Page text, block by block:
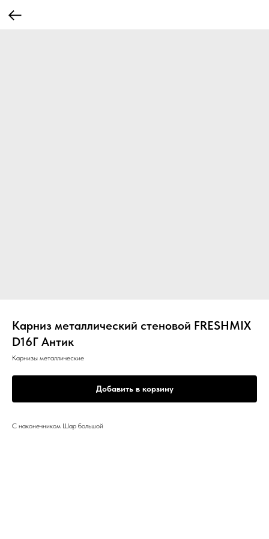
Карниз металлический стеновой FRESHMIX
D16Г Антик
Карнизы металлические
Добавить в корзину
С наконечником Шар большой